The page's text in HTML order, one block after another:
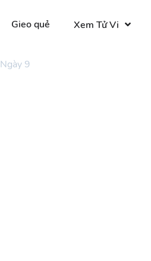
Gieo quẻ Xem Tử Vi
Ngày 9